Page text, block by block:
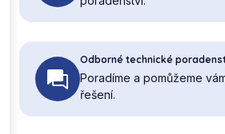
Odborné technické
Poradíme a pomůžeme
řešení.